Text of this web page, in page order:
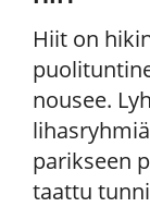
Hiit on
nousee.
parikseen
taattu